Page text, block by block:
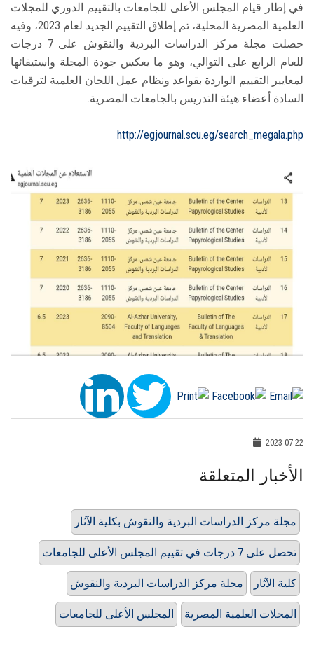
في إطار قيام المجلس الأعلى للجامعات بالتقييم الدوري للمجلات
العلمية المصرية المحلية، تم إطلاق التقييم الجديد لعام 2023، وفيه
حصلت مجلة مركز الدراسات البردية والنقوش على 7 درجات
للعام الرابع على التوالي، وهو ما يعكس جودة المجلة واستيفائها
لمعايير التقييم الواردة بقواعد ونظام عمل اللجان العلمية لترقيات
السادة أعضاء هيئة التدريس بالجامعات المصرية.
http://egjournal.scu.eg/search_megala.php
2023-07-22
الأخبار المتعلقة
مجلة مركز الدراسات البردية والنقوش بكلية الآثار
تحصل على 7 درجات في تقييم المجلس الأعلى للجامعات
مجلة مركز الدراسات البردية والنقوش كلية الآثار
المجلس الأعلى للجامعات المجلات العلمية المصرية